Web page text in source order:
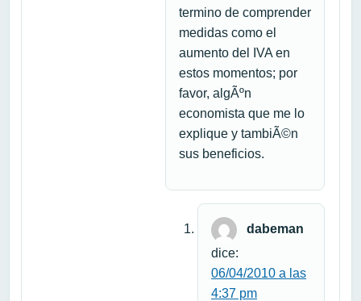
termino de comprender
medidas como el
aumento del IVA en
estos momentos; por
favor, algÃºn
economista que me lo
explique y tambiÃ©n
sus beneficios.
dabeman
dice:
06/04/2010 a las
4:37 pm